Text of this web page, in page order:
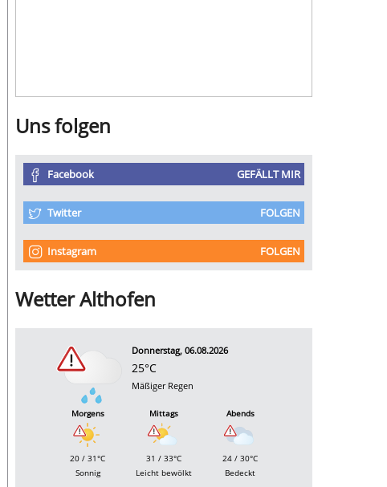
Uns folgen
Facebook GEFÄLLT MIR
Twitter FOLGEN
Instagram FOLGEN
Wetter Althofen
Donnerstag, 06.08.2026
25°C
Mäßiger Regen
Morgens
20 / 31°C
Sonnig
Mittags
31 / 33°C
Leicht bewölkt
Abends
24 / 30°C
Bedeckt